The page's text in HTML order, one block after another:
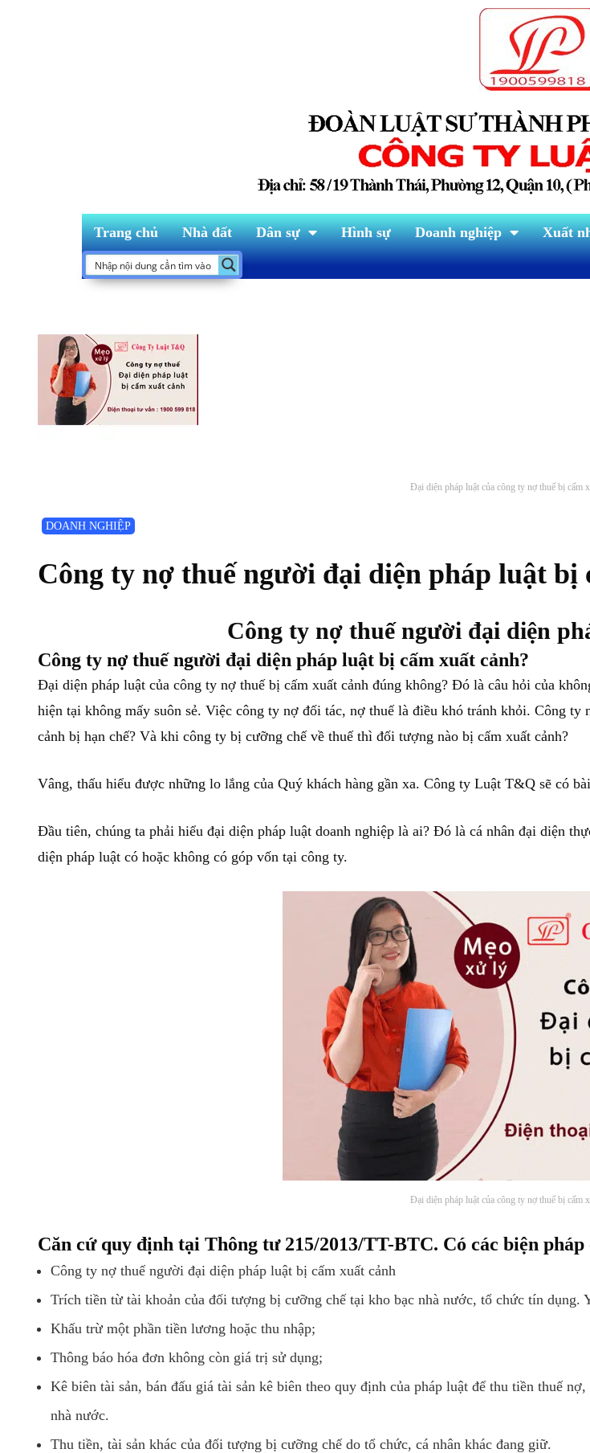
Trang chủ Nhà đất Dân sự Hình sự Doanh nghiệp Xuất
Đại diện pháp luật của công ty nợ thuế bị cấm
DOANH NGHIỆP
Công ty nợ thuế người đại diện pháp luật bị
Công ty nợ thuế người đại diện
Công ty nợ thuế người đại diện pháp luật bị cấm xuất cảnh?
Đại diện pháp luật của công ty nợ thuế bị cấm xuất cảnh đúng không? Đó là câu hỏi của
hiện tại không mấy suôn sẻ. Việc công ty nợ đối tác, nợ thuế là điều khó tránh khỏi. Công
cảnh bị hạn chế? Và khi công ty bị cưỡng chế về thuế thì đối tượng nào bị cấm xuất cảnh?
Vâng, thấu hiểu được những lo lắng của Quý khách hàng gần xa. Công ty Luật T&Q sẽ có
Đầu tiên, chúng ta phải hiểu đại diện pháp luật doanh nghiệp là ai? Đó là cá nhân đại diện
diện pháp luật có hoặc không có góp vốn tại công ty.
Đại diện pháp luật của công ty nợ thuế bị cấm
Căn cứ quy định tại Thông tư 215/2013/TT-BTC. Có các biện pháp
Công ty nợ thuế người đại diện pháp luật bị cấm xuất cảnh
Trích tiền từ tài khoản của đối tượng bị cưỡng chế tại kho bạc nhà nước, tổ chức tín dụng.
Khấu trừ một phần tiền lương hoặc thu nhập;
Thông báo hóa đơn không còn giá trị sử dụng;
Kê biên tài sản, bán đấu giá tài sản kê biên theo quy định của pháp luật để thu tiền thuế
nhà nước.
Thu tiền, tài sản khác của đối tượng bị cưỡng chế do tổ chức, cá nhân khác đang giữ.